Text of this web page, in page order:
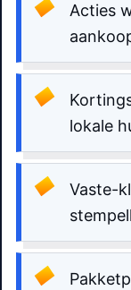
Acties
lokale
Vaste-